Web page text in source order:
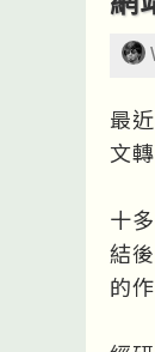
最
文
十
結
的